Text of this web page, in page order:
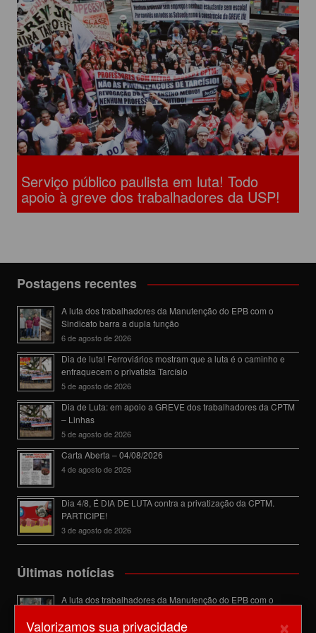
Serviço público paulista em luta! Todo
apoio à greve dos trabalhadores da USP!
Postagens recentes
A luta dos trabalhadores da Manutenção do EPB com o
Sindicato barra a dupla função
6 de agosto de 2026
Dia de luta! Ferroviários mostram que a luta é o caminho e
enfraquecem o privatista Tarcísio
5 de agosto de 2026
Dia de Luta: em apoio a GREVE dos trabalhadores da CPTM
– Linhas
5 de agosto de 2026
Carta Aberta – 04/08/2026
4 de agosto de 2026
Dia 4/8, É DIA DE LUTA contra a privatização da CPTM.
PARTICIPE!
3 de agosto de 2026
Últimas notícias
A luta dos trabalhadores da Manutenção do EPB com o
6 de agosto de 2026
Valorizamos sua privacidade ×